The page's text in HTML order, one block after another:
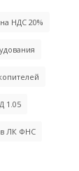
НДС 20%
1.05
в ЛК ФНС